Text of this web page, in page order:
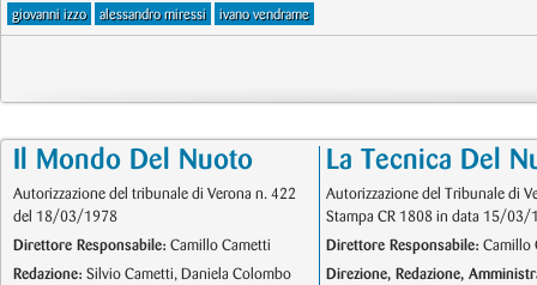
giovanni izzo
alessandro miressi ivano vendrame
Il Mondo Del Nuoto
Autorizzazione del tribunale di Verona n. 422
del 18/03/1978
Direttore Responsabile: Camillo Cametti
Redazione: Silvio Cametti, Daniela Colombo
La Tecnica Del
Autorizzazione del Tribunale di
Stampa CR 1808 in data 15/03/
Direttore Responsabile: Camillo
Direzione, Redazione,